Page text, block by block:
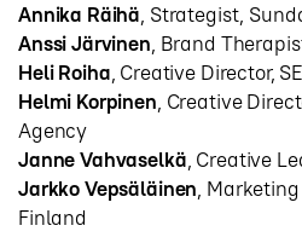
Annika Räihä, Strategist,
Anssi Järvinen, Brand
Heli Roiha, Creative Director,
Helmi Korpinen, Creative
Agency
Janne Vahvaselkä, Creative
Jarkko Vepsäläinen,
Finland